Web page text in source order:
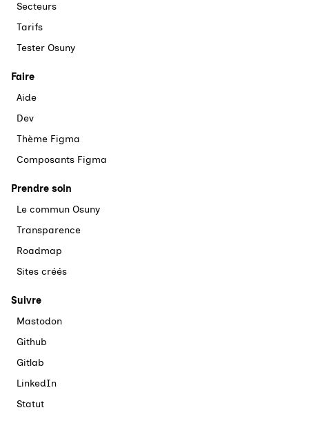
Secteurs
Tarifs
Tester Osuny
Faire
Aide
Dev
Thème Figma
Composants Figma
Prendre soin
Le commun Osuny
Transparence
Roadmap
Sites créés
Suivre
Mastodon
Github
Gitlab
LinkedIn
Statut